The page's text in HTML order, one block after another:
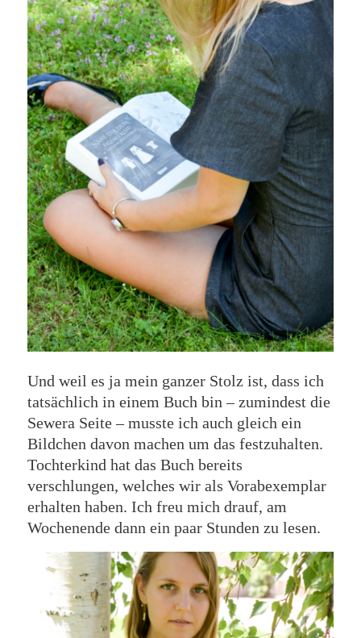
Und weil es ja mein ganzer Stolz ist, dass ich
tatsächlich in einem Buch bin – zumindest die
Sewera Seite – musste ich auch gleich ein
Bildchen davon machen um das festzuhalten.
Tochterkind hat das Buch bereits
verschlungen, welches wir als Vorabexemplar
erhalten haben. Ich freu mich drauf, am
Wochenende dann ein paar Stunden zu lesen.